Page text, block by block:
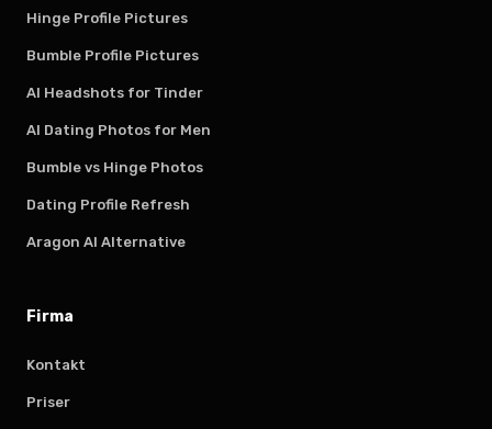
Hinge Profile Pictures
Bumble Profile Pictures
AI Headshots for Tinder
AI Dating Photos for Men
Bumble vs Hinge Photos
Dating Profile Refresh
Aragon AI Alternative
Firma
Kontakt
Priser